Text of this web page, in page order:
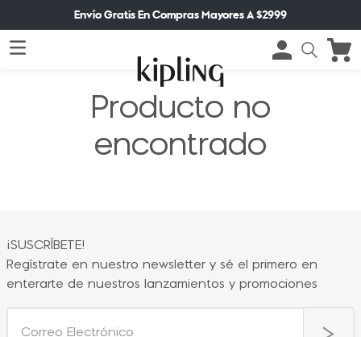
Envío Gratis En Compras Mayores A $2999
Producto no
encontrado
¡SUSCRÍBETE!
Regístrate en nuestro newsletter y sé el primero en
enterarte de nuestros lanzamientos y promociones